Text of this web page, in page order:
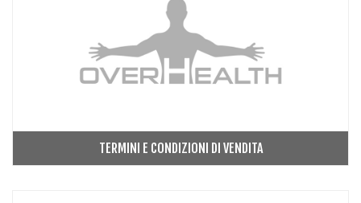
TERMINI E CONDIZIONI DI VENDITA